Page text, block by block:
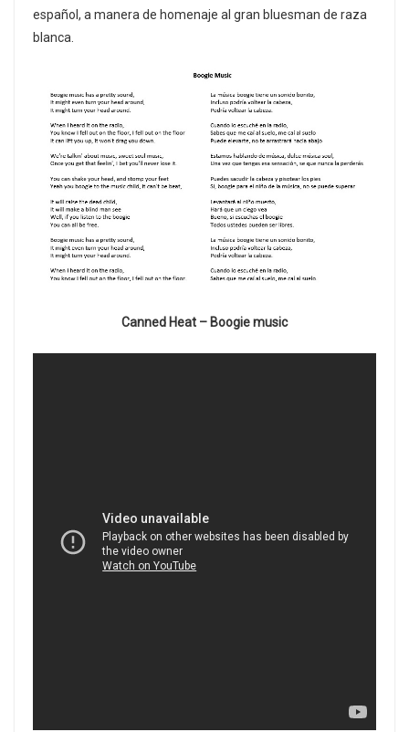
español, a manera de homenaje al gran bluesman de raza
blanca.
Canned Heat – Boogie music